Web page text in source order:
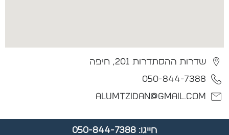
שדרות ההסתדרות 201, חיפה
050-844-7388
alumtzidan@gmail.com
חייגו: 050-844-7388